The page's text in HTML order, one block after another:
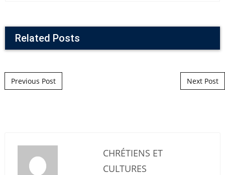
Related Posts
Post navigation
Previous Post Next Post
CHRÉTIENS ET
CULTURES